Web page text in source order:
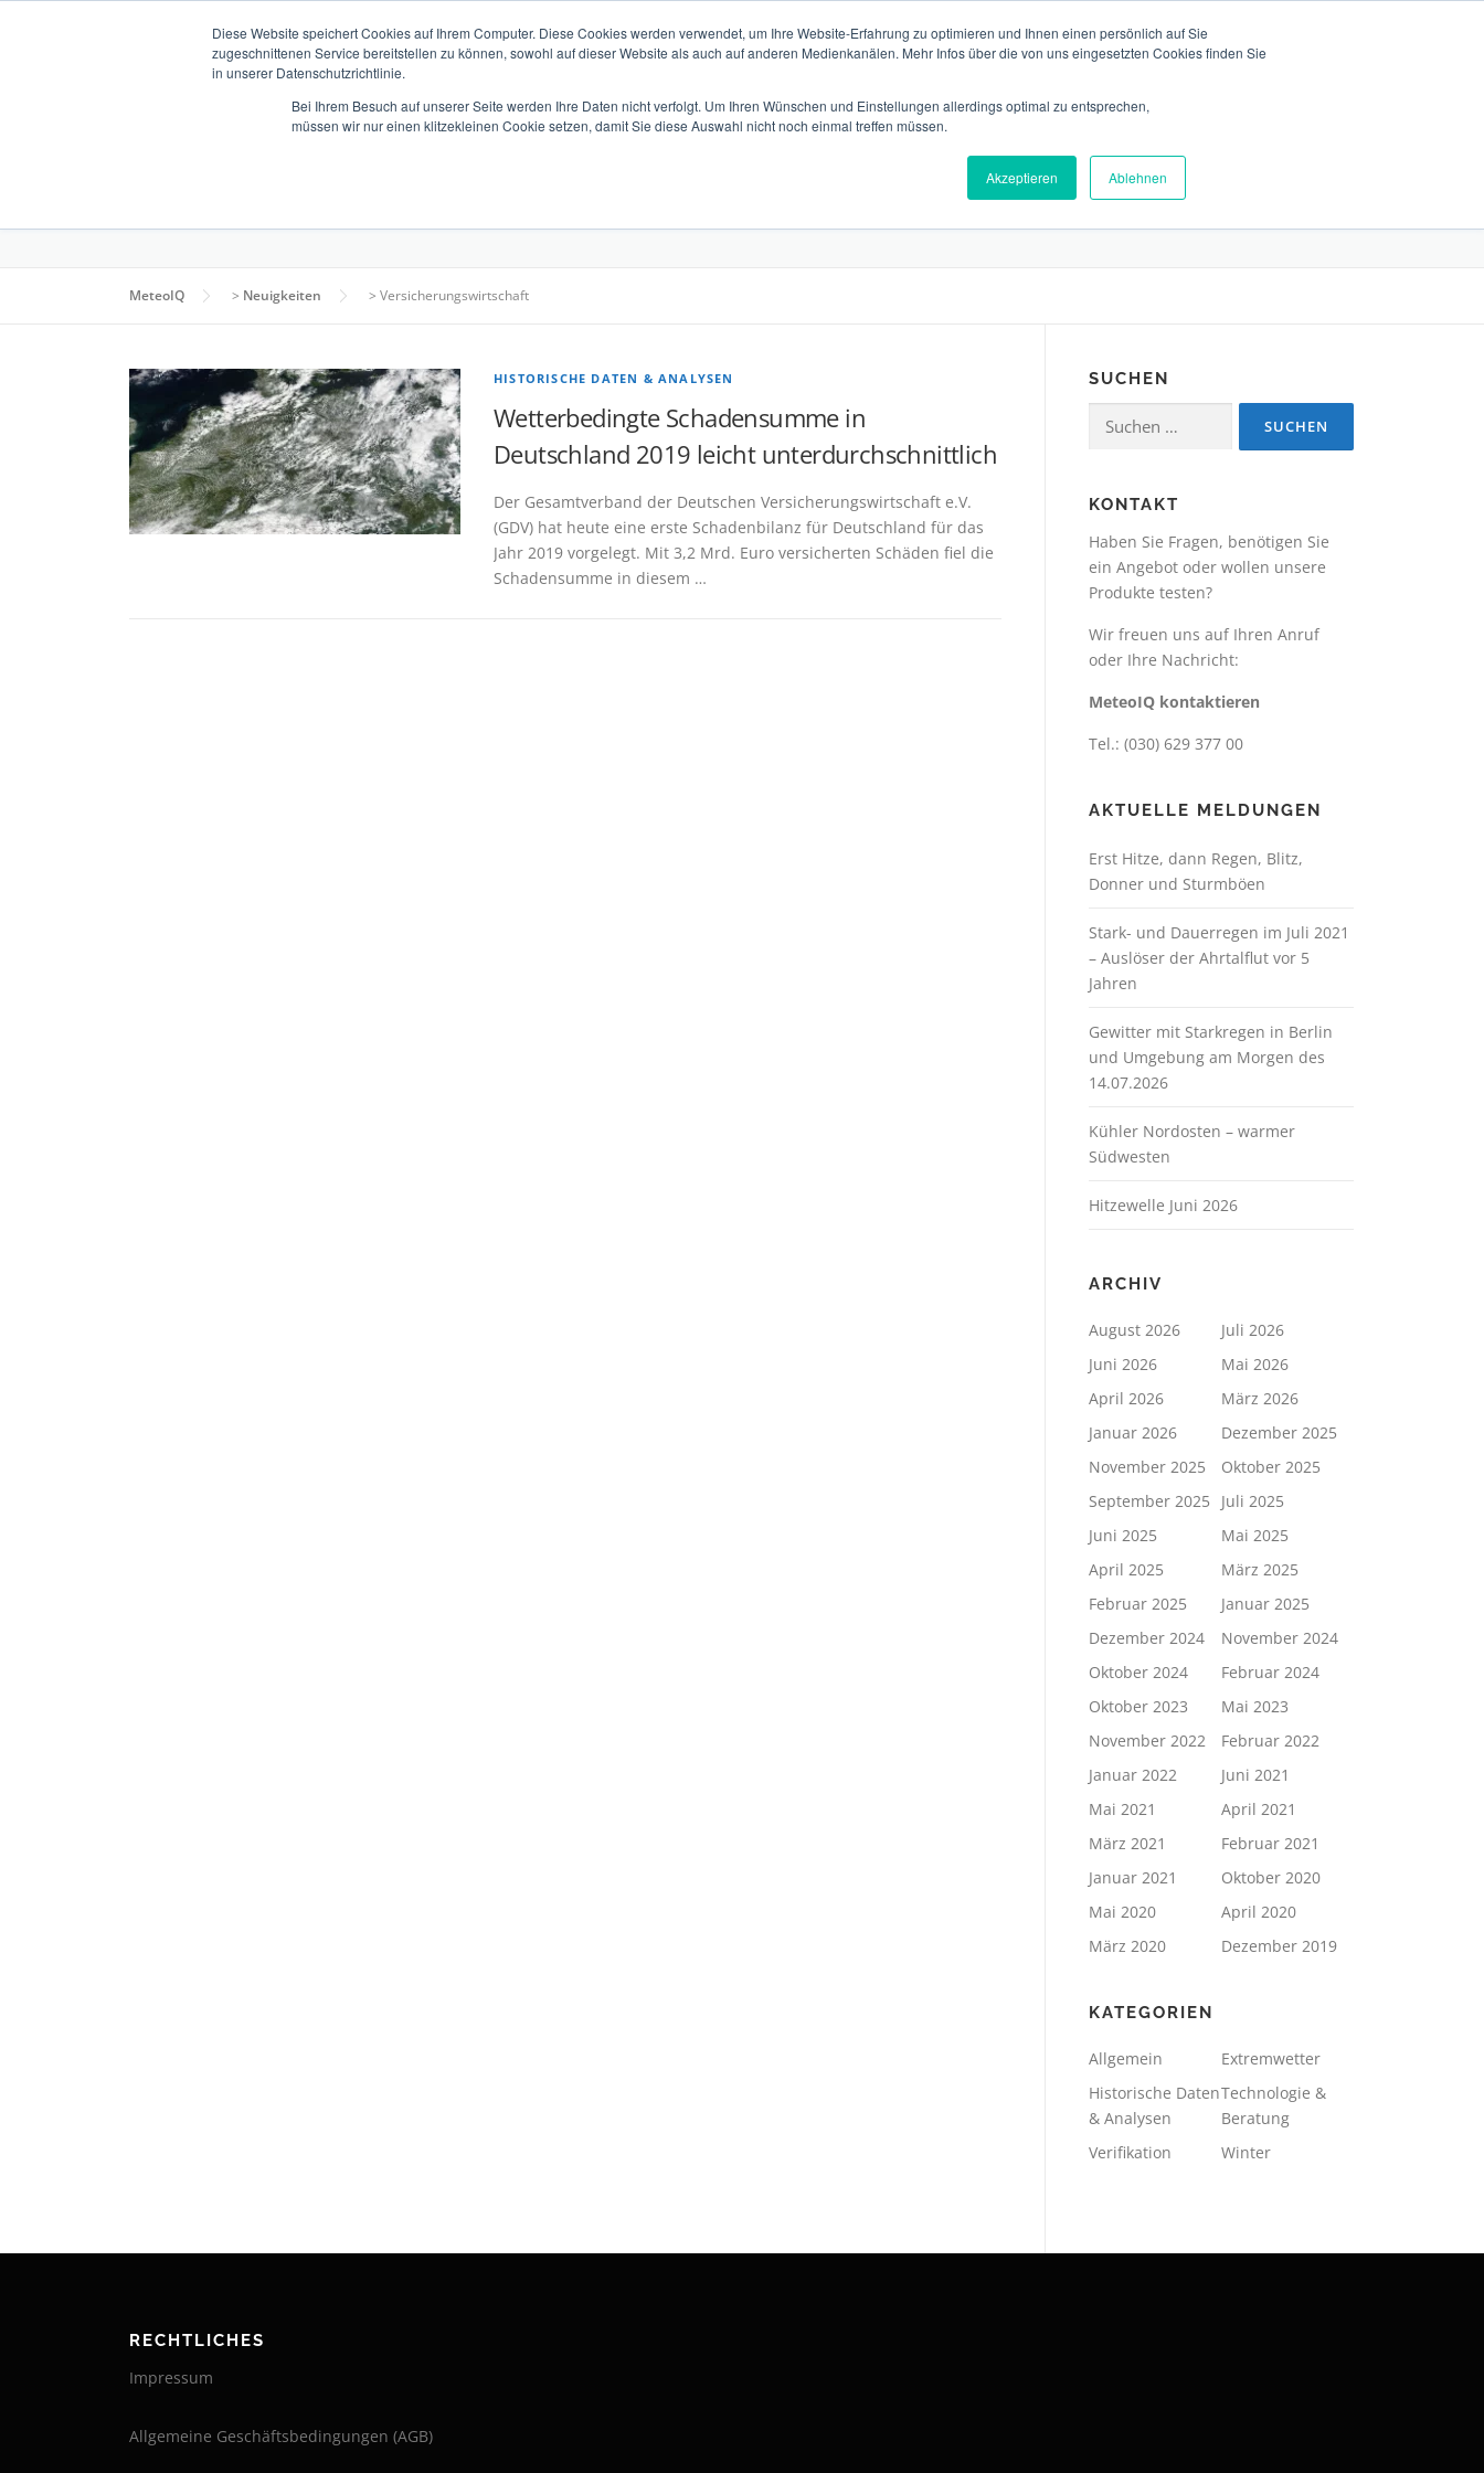
Diese Website speichert Cookies auf Ihrem Computer. Diese Cookies werden verwendet, um Ihre Website-Erfahrung zu optimieren und Ihnen einen persönlich auf Sie
zugeschnittenen Service bereitstellen zu können, sowohl auf dieser Website als auch auf anderen Medienkanälen. Mehr Infos über die von uns eingesetzten Cookies finden Sie
in unserer Datenschutzrichtlinie.
Bei Ihrem Besuch auf unserer Seite werden Ihre Daten nicht verfolgt. Um Ihren Wünschen und Einstellungen allerdings optimal zu entsprechen,
müssen wir nur einen klitzekleinen Cookie setzen, damit Sie diese Auswahl nicht noch einmal treffen müssen.
Akzeptieren Ablehnen
ÜBER UNS VERSICHERUNGEN VERIFIKATION TECHNOLGIE
MeteoIQ > Neuigkeiten > Versicherungswirtschaft
HISTORISCHE DATEN & ANALYSEN
Wetterbedingte Schadensumme in
Deutschland 2019 leicht unterdurchschnittlich
Der Gesamtverband der Deutschen Versicherungswirtschaft e.V.
(GDV) hat heute eine erste Schadenbilanz für Deutschland für das
Jahr 2019 vorgelegt. Mit 3,2 Mrd. Euro versicherten Schäden fiel die
Schadensumme in diesem …
SUCHEN
Suchen
nach:
KONTAKT
Haben Sie Fragen, benötigen Sie
ein Angebot oder wollen unsere
Produkte testen?
Wir freuen uns auf Ihren Anruf
oder Ihre Nachricht:
MeteoIQ kontaktieren
Tel.: (030) 629 377 00
AKTUELLE MELDUNGEN
Erst Hitze, dann Regen, Blitz,
Donner und Sturmböen
Stark- und Dauerregen im Juli 2021
– Auslöser der Ahrtalflut vor 5
Jahren
Gewitter mit Starkregen in Berlin
und Umgebung am Morgen des
14.07.2026
Kühler Nordosten – warmer
Südwesten
Hitzewelle Juni 2026
ARCHIV
August 2026
Juli 2026
Juni 2026
Mai 2026
April 2026
März 2026
Januar 2026
Dezember 2025
November 2025
Oktober 2025
September 2025
Juli 2025
Juni 2025
Mai 2025
April 2025
März 2025
Februar 2025
Januar 2025
Dezember 2024
November 2024
Oktober 2024
Februar 2024
Oktober 2023
Mai 2023
November 2022
Februar 2022
Januar 2022
Juni 2021
Mai 2021
April 2021
März 2021
Februar 2021
Januar 2021
Oktober 2020
Mai 2020
April 2020
März 2020
Dezember 2019
KATEGORIEN
Allgemein
Extremwetter
Historische Daten
& Analysen
Technologie &
Beratung
Verifikation
Winter
RECHTLICHES
Impressum
Allgemeine Geschäftsbedingungen (AGB)